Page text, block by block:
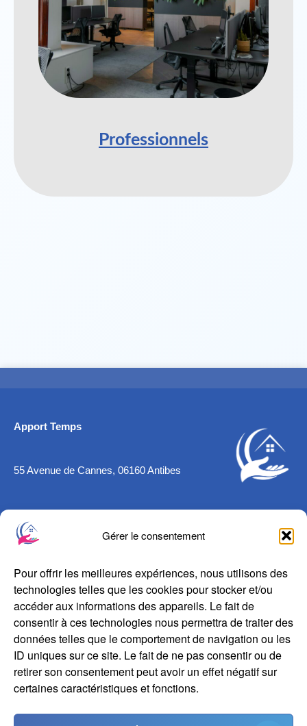
Gérer le consentement
Pour offrir les meilleures expériences, nous utilisons des
technologies telles que les cookies pour stocker et/ou
accéder aux informations des appareils. Le fait de
consentir à ces technologies nous permettra de traiter des
données telles que le comportement de navigation ou les
ID uniques sur ce site. Le fait de ne pas consentir ou de
retirer son consentement peut avoir un effet négatif sur
certaines caractéristiques et fonctions.
Professionnels
Apport Temps
55 Avenue de Cannes, 06160 Antibes
À propos
Discutons de votre prochain projet !